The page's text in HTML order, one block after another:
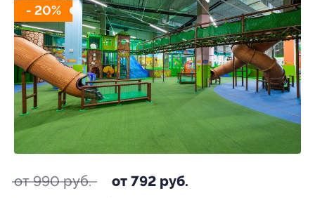
- 20%
от 990 руб. от 792 руб.